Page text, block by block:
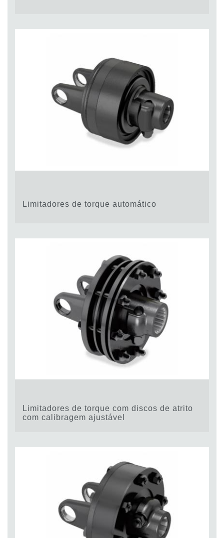
Limitadores de torque automático
Limitadores de torque com discos de atrito
com calibragem ajustável